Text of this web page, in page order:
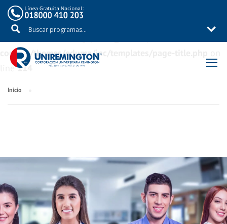
Warning
: Trying to access array offset on value of type
content/themes/eduma/inc/templates/page-title.php
line114
Inicio